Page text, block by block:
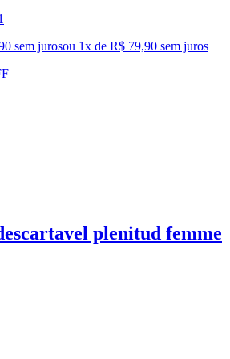
sem jurosou 1x de R$ 79,90 sem juros
plenitud femme